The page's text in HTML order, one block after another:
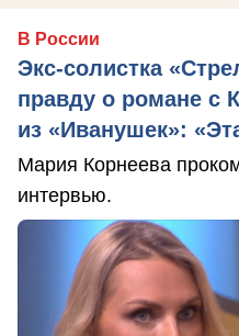
В России
Экс-солистка
правду о романе с
из «Иванушек»:
Мария Корнеева
интервью.